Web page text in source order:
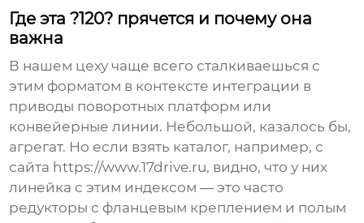
Где эта ?120? прячется и почему она
важна
В нашем цеху чаще всего сталкиваешься с
этим форматом в контексте интеграции в
приводы поворотных платформ или
конвейерные линии. Небольшой, казалось бы,
агрегат. Но если взять каталог, например, с
сайта https://www.17drive.ru, видно, что у них
линейка с этим индексом — это часто
редукторы с фланцевым креплением и полым